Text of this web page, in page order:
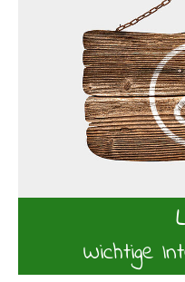
Wichtige